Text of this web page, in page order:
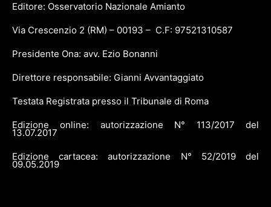
Editore: Osservatorio Nazionale Amianto
Via Crescenzio 2 (RM) – 00193 – C.F: 97521310587
Presidente Ona: avv. Ezio Bonanni
Direttore responsabile: Gianni Avvantaggiato
Testata Registrata presso il Tribunale di Roma
Edizione online: autorizzazione N° 113/2017 del
13.07.2017
Edizione cartacea: autorizzazione N° 52/2019 del
09.05.2019